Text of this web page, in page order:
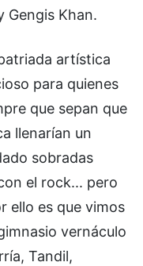
Gengis Khan.
artística
para quienes
que sepan que
llenarían un
sobradas
el rock... pero
ello es que vimos
vernáculo
Tandil,